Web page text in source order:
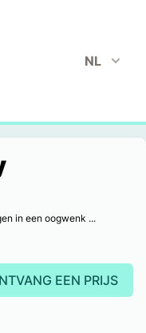
NL
in een oogwenk ...
EEN PRIJS